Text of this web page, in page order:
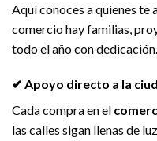
Aquí conoces a quienes te
comercio hay familias,
todo el año con dedicación.
✔ Apoyo directo a la
Cada compra en el
las calles sigan llenas de